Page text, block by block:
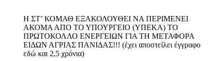
Η ΣΤ’ ΚΟΜΑΘ ΕΞΑΚΟΛΟΥΘΕΙ ΝΑ ΠΕΡΙΜΕΝΕΙ
ΑΚΟΜΑ ΑΠΟ ΤΟ ΥΠΟΥΡΓΕΙΟ (ΥΠΕΚΑ) ΤΟ
ΠΡΩΤΟΚΟΛΛΟ ΕΝΕΡΓΕΙΩΝ ΓΙΑ ΤΗ ΜΕΤΑΦΟΡΑ
ΕΙΔΩΝ ΑΓΡΙΑΣ ΠΑΝΙΔΑΣ!!! (έχει αποστείλει έγγραφο
εδώ και 2,5 χρόνια)